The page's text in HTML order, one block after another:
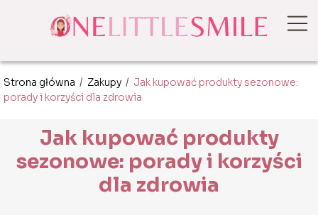
Strona główna / Zakupy / Jak kupować produkty sezonowe:
porady i korzyści dla zdrowia
Jak kupować produkty
sezonowe: porady i korzyści
dla zdrowia